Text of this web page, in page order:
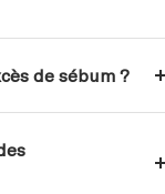
de sébum ?